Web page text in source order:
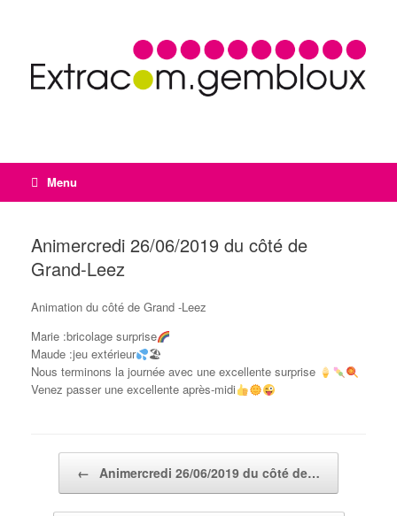
Menu
Animercredi 26/06/2019 du côté de
Grand-Leez
Animation du côté de Grand -Leez
Marie :bricolage surprise
Maude :jeu extérieur
🏖
Nous terminons la journée avec une excellente surprise
Venez passer une excellente après-midi
← Animercredi 26/06/2019 du côté de…